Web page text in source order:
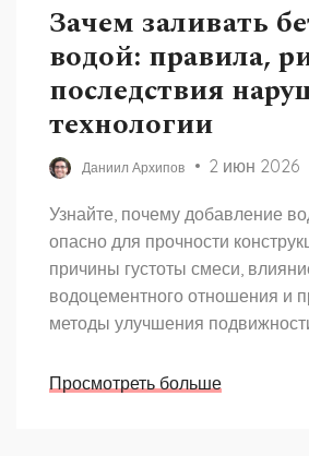
Зачем заливать
водой: правила,
последствия
технологии
Даниил Архипов 2 июн 2026
Узнайте, почему добавление
опасно для прочности
причины густоты смеси,
водоцементного отношения и
методы улучшения
Просмотреть больше